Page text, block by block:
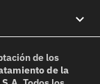
de los
de la